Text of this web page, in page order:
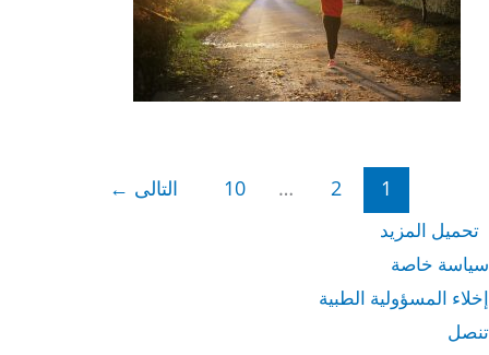
1
2
…
10 التالى ←
تحميل المزيد
سياسة خاصة
إخلاء المسؤولية الطبية
تنصل